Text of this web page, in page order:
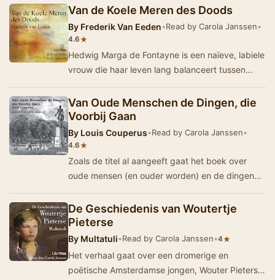
va…
Van de Koele Meren des Doods
By Frederik Van Eeden•Read by Carola Janssen•
4.6★
Hedwig Marga de Fontayne is een naïeve, labiele
vrouw die haar leven lang balanceert tussen
Van Oude Menschen de Dingen, die
Voorbij Gaan
By Louis Couperus•Read by Carola Janssen•
4.6★
Zoals de titel al aangeeft gaat het boek over
oude mensen (en ouder worden) en de dingen
h…
De Geschiedenis van Woutertje
Pieterse
By Multatuli•Read by Carola Janssen•4★
Het verhaal gaat over een dromerige en
poëtische Amsterdamse jongen, Wouter Pieterse,